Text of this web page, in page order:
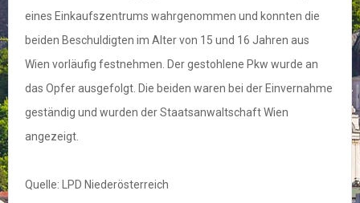
eines Einkaufszentrums wahrgenommen und konnten die
beiden Beschuldigten im Alter von 15 und 16 Jahren aus
Wien vorläufig festnehmen. Der gestohlene Pkw wurde an
das Opfer ausgefolgt. Die beiden waren bei der Einvernahme
geständig und wurden der Staatsanwaltschaft Wien
angezeigt.
Quelle: LPD Niederösterreich